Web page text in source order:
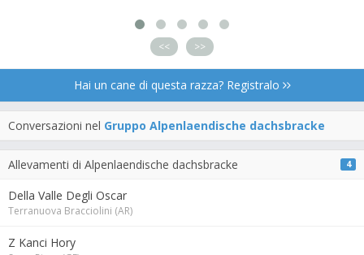
<< >>
Hai un cane di questa razza? Registralo
Conversazioni nel Gruppo Alpenlaendische dachsbracke
Allevamenti di Alpenlaendische dachsbracke 4
Della Valle Degli Oscar
Terranuova Bracciolini (AR)
Z Kanci Hory